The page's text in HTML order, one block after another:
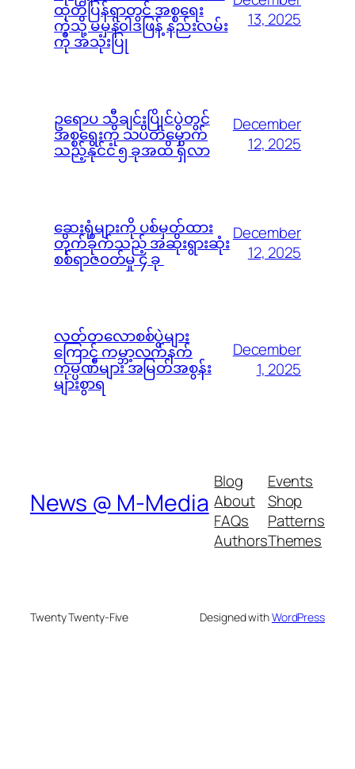
ထုတ်ပြန်ရာတွင် အစ္စရေး
ကဲ့သို့ မမှန်၀ါဒဖြန့် နည်းလမ်း
ကို အသုံးပြု
13, 2025
ဥရောပ သီချင်းပြိုင်ပွဲတွင်
အစ္စရေးကို သပိတ်မှောက်
သည့်နိုင်ငံ ၅ ခုအထိ ရှိလာ
December
12, 2025
ဆေးရုံများကို ပစ်မှတ်ထား
တိုက်ခိုက်သည့် အဆိုးရွားဆုံး
စစ်ရာဇ၀တ်မှု ၄ ခု
December
12, 2025
လတ်တလောစစ်ပွဲများ
ကြောင့် ကမ္ဘာ့လက်နက်
ကုမ္ပဏီများ အမြတ်အစွန်း
များစွာရ
December
1, 2025
News @ M-Media
Blog
About
FAQs
Authors
Events
Shop
Patterns
Themes
Twenty Twenty-Five Designed withWordPress